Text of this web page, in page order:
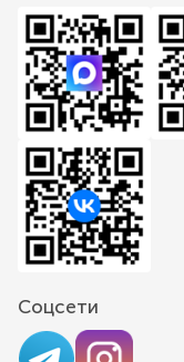
Соцсети